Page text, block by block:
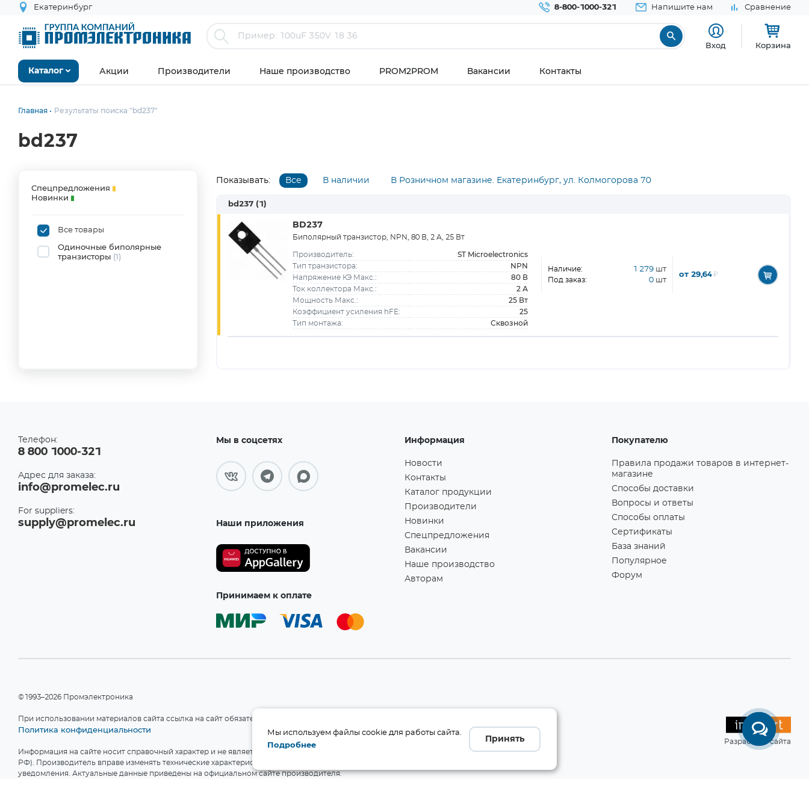
Екатеринбург 8-800-1000-321 Напишите нам Сравнение
Вход Корзина
Каталог Акции Производители Наше производство PROM2PROM Вакансии Контакты
Главная Результаты поиска "bd237"
bd237
Спецпредложения
Новинки
Все товары
Одиночные биполярные
транзисторы (1)
Показывать: Все В наличии В Розничном магазине. Екатеринбург, ул. Колмогорова 70
bd237 (1)
BD237
Биполярный транзистор, NPN, 80 В, 2 А, 25 Вт
Производитель: ST Microelectronics
Тип транзистора: NPN
Напряжение КЭ Макс.: 80 В
Ток коллектора Макс.: 2 А
Мощность Макс.: 25 Вт
Коэффициент усиления hFE: 25
Тип монтажа: Сквозной
Наличие: 1 279 шт
Под заказ: 0 шт
от 29,64₽
Телефон:
8 800 1000-321
Адрес для заказа:
info@promelec.ru
For suppliers:
supply@promelec.ru
Мы в соцсетях
Наши приложения
Принимаем к оплате
Информация
Новости
Контакты
Каталог продукции
Производители
Новинки
Спецпредложения
Вакансии
Наше производство
Авторам
Покупателю
Правила продажи товаров в интернет-
магазине
Способы доставки
Вопросы и ответы
Способы оплаты
Сертификаты
База знаний
Популярное
Форум
©1993–2026 Промэлектроника
При использовании материалов сайта ссылка на сайт обязательна!
Политика конфиденциальности
Информация на сайте носит справочный характер и не является публичной офертой (ст. 437 ГК
РФ). Производитель вправе изменять технические характеристики и комплект поставки без
уведомления. Актуальные данные приведены на официальном сайте производителя.
Разработка сайта
Мы используем файлы cookie для работы сайта.
Подробнее
Принять